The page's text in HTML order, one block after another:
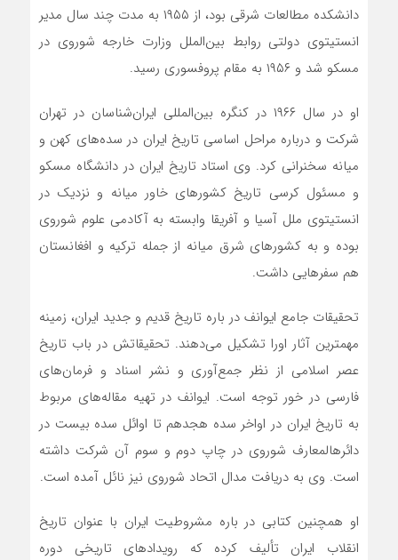
دانشکده مطالعات شرقی بود، از ۱۹۵۵ به مدت چند سال مدیر
انستیتوی دولتی روابط بین‌الملل وزارت خارجه شوروی در
مسکو شد و ۱۹۵۶ به مقام پروفسوری رسید.
او در سال ۱۹۶۶ در کنگره بین‌المللی ایران‌شناسان در تهران
شرکت و در‌باره‌ مراحل اساسی تاریخ ایران‌ در سده‌های کهن و
میانه سخنرانی کرد. وی استاد تاریخ ایران در دانشگاه مسکو
و مسئول کرسی تاریخ کشورهای‌ خاور میانه و نزدیک در
انستیتوی ملل آسیا و آفریقا وابسته به آکادمی علوم شوروی
بوده و به کشورهای شرق‌ میانه از جمله ترکیه و افغانستان
هم سفرهایی داشت.
تحقیقات جامع ایوانف در باره تاریخ قدیم و جدید ایران، زمینه
مهمترین آثار اورا تشکیل می‌دهند‌. تحقیقاتش در باب تاریخ
عصر اسلامی از نظر جمع‌آوری‌ و نشر اسناد و فرمان‌ها‌ی
فارسی در خور توجه است. ایوانف در تهیه‌ مقاله‌های مربوط
به تاریخ‌ ایران در اواخر سده هجدهم تا اوائل سده بیست در
دائرهالمعارف‌ شوروی در چاپ دوم و سوم آن شرکت داشته
است‌. وی به دریافت مدال اتحاد شوروی نیز نائل آمده است‌.
او همچنین کتابی در باره مشروطیت ایران با عنوان تاریخ
انقلاب ایران‌ تألیف کرده‌ که رویداد‌های تاریخی دوره